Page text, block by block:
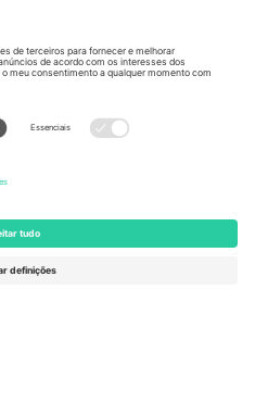
United Kingdom
167 City Road, London, Greater
Kingdom
Engelberg, Switzerland